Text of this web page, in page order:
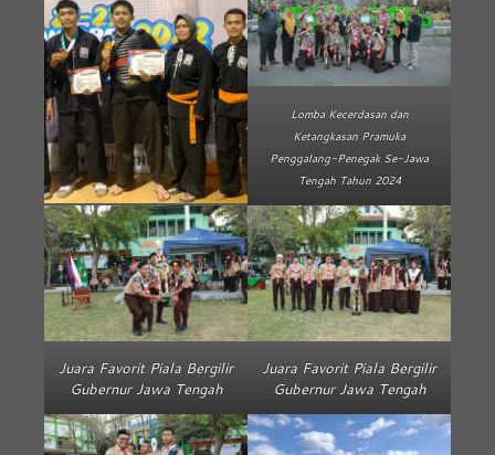
Lomba Kecerdasan dan
Ketangkasan Pramuka
Penggalang-Penegak Se-Jawa
Tengah Tahun 2024
Juara Favorit Piala Bergilir
Gubernur Jawa Tengah
Juara Favorit Piala Bergilir
Gubernur Jawa Tengah